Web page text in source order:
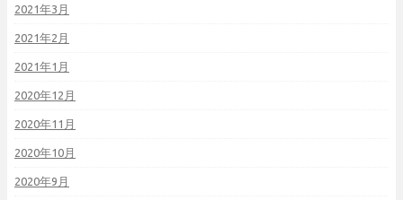
2021年3月
2021年2月
2021年1月
2020年12月
2020年11月
2020年10月
2020年9月